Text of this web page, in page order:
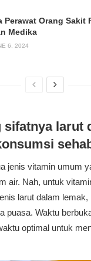
Perawat Orang Sakit
Medika
6, 2024
sifatnya larut
jenis vitamin umum
air. Nah, untuk
larut dalam
puasa. Waktu
optimal untuk